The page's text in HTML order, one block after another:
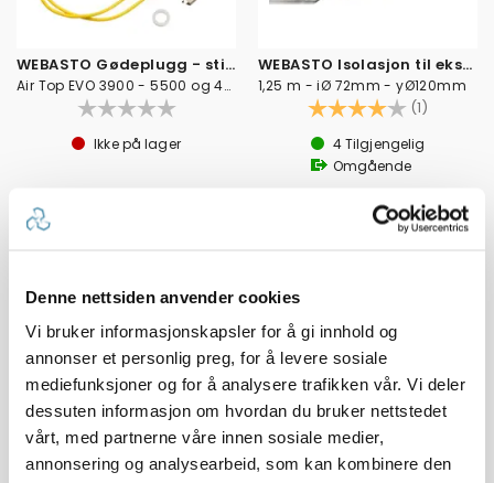
Denne nettsiden anvender cookies
Vi bruker informasjonskapsler for å gi innhold og
annonser et personlig preg, for å levere sosiale
mediefunksjoner og for å analysere trafikken vår. Vi deler
dessuten informasjon om hvordan du bruker nettstedet
vårt, med partnerne våre innen sosiale medier,
annonsering og analysearbeid, som kan kombinere den
WEBASTO Gødeplugg - stift
Air Top EVO 3900 - 5500 og 40 - 55.
Ikke på lager
4 490,-
WEBASTO Isolasjon til eksosslange
1,25 m - iØ 72mm - yØ120mm
Karakter: (1)
4Tilgjengelig
Omgående
Veil. 2 990,-